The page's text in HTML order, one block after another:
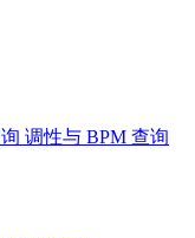
调性与 BPM 查询